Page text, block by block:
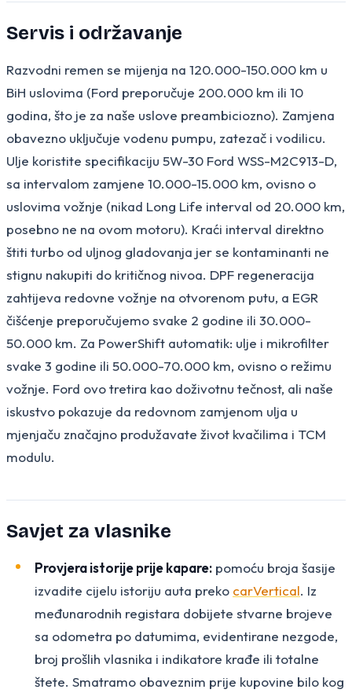
Servis i održavanje
Razvodni remen se mijenja na 120.000-150.000 km u
BiH uslovima (Ford preporučuje 200.000 km ili 10
godina, što je za naše uslove preambiciozno). Zamjena
obavezno uključuje vodenu pumpu, zatezač i vodilicu.
Ulje koristite specifikaciju 5W-30 Ford WSS-M2C913-D,
sa intervalom zamjene 10.000-15.000 km, ovisno o
uslovima vožnje (nikad Long Life interval od 20.000 km,
posebno ne na ovom motoru). Kraći interval direktno
štiti turbo od uljnog gladovanja jer se kontaminanti ne
stignu nakupiti do kritičnog nivoa. DPF regeneracija
zahtijeva redovne vožnje na otvorenom putu, a EGR
čišćenje preporučujemo svake 2 godine ili 30.000-
50.000 km. Za PowerShift automatik: ulje i mikrofilter
svake 3 godine ili 50.000-70.000 km, ovisno o režimu
vožnje. Ford ovo tretira kao doživotnu tečnost, ali naše
iskustvo pokazuje da redovnom zamjenom ulja u
mjenjaču značajno produžavate život kvačilima i TCM
modulu.
Savjet za vlasnike
Provjera istorije prije kapare: pomoću broja šasije
izvadite cijelu istoriju auta preko carVertical. Iz
međunarodnih registara dobijete stvarne brojeve
sa odometra po datumima, evidentirane nezgode,
broj prošlih vlasnika i indikatore krađe ili totalne
štete. Smatramo obaveznim prije kupovine bilo kog